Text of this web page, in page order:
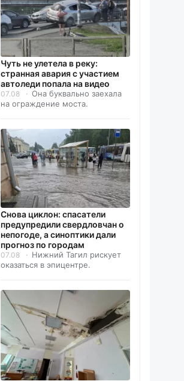
Чуть не улетела в реку:
странная авария с участием
автоледи попала на видео
07.08
Она буквально заехала
на ограждение моста.
Снова циклон: спасатели
предупредили свердловчан о
непогоде, а синоптики дали
прогноз по городам
07.08
Нижний Тагил рискует
оказаться в эпицентре.